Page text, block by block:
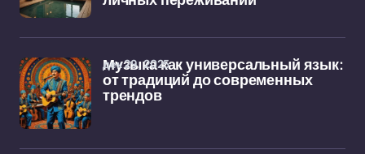
Музыка как универсальный язык:
от традиций до современных
трендов
дек 29, 2025